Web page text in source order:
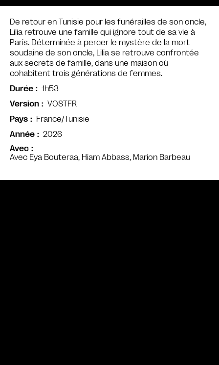
Avec
Avec Eya Bouteraa, Hiam Abbass, Marion Barbeau
De retour en Tunisie pour les funérailles de son oncle,
Lilia retrouve une famille qui ignore tout de sa vie à
Paris. Déterminée à percer le mystère de la mort
soudaine de son oncle, Lilia se retrouve confrontée
aux secrets de famille, dans une maison où
cohabitent trois générations de femmes.
Durée
1h53
Version
VOSTFR
Pays
France/Tunisie
Année
2026